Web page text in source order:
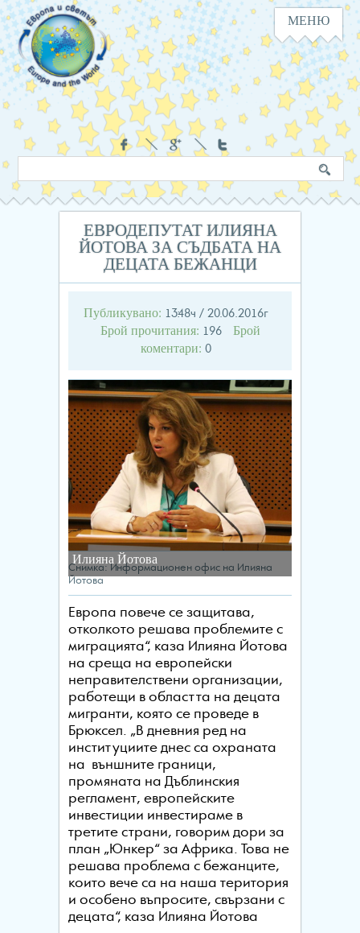
Навигация
МЕНЮ
Социални
в
сайта
дума
ЕВРОДЕПУТАТ ИЛИЯНА
ЙОТОВА ЗА СЪДБАТА НА
ДЕЦАТА БЕЖАНЦИ
Публикувано: 13:48ч / 20.06.2016г
Брой прочитания: 196
Брой
коментари: 0
Илияна Йотова
Снимка: Информационен офис на Илияна
Йотова
Европа повече се защитава,
отколкото решава проблемите с
миграцията“, каза Илияна Йотова
на среща на европейски
неправителствени организации,
работещи в областта на децата
мигранти, която се проведе в
Брюксел. „В дневния ред на
институциите днес са охраната
на външните граници,
промяната на Дъблинския
регламент, европейските
инвестиции инвестираме в
третите страни, говорим дори за
план „Юнкер“ за Африка. Това не
решава проблема с бежанците,
които вече са на наша територия
и особено въпросите, свързани с
децата“, каза Илияна Йотова